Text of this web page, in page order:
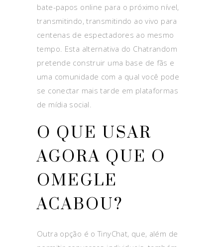
bate-papos online para o próximo nível,
transmitindo, transmitindo ao vivo para
centenas de espectadores ao mesmo
tempo. Esta alternativa do Chatrandom
pretende construir uma base de fãs e
uma comunidade com a qual você pode
se conectar mais tarde em plataformas
de mídia social.
O QUE USAR
AGORA QUE O
OMEGLE
ACABOU?
Outra opção é o TinyChat, que, além de